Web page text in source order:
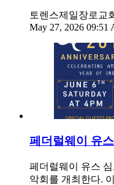
토렌스제일장로교
May 27, 2026 09:51
페더럴웨이 유
페더럴웨이 유스 심
악회를 개최한다.